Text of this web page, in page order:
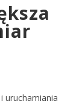
uruchamiania